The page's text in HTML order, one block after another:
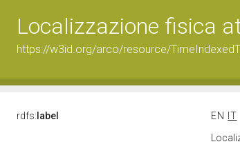
Localizzazione fisica
https://w3id.org/arco/resource/
rdfs: label EN
IT